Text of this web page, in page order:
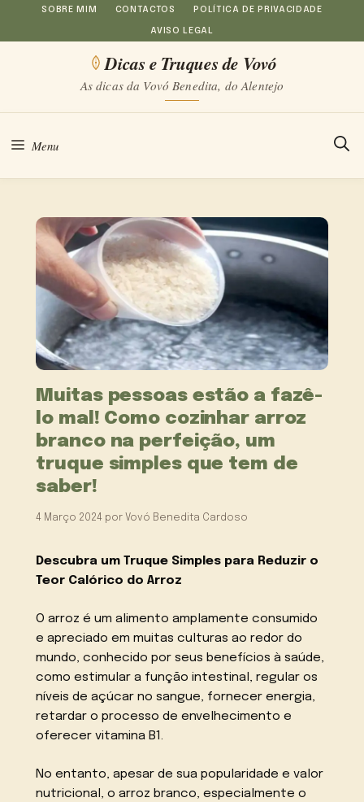
Saltar
para
conteúdo
SOBRE MIM CONTACTOS POLÍTICA DE PRIVACIDADE
AVISO LEGAL
Dicas e Truques de Vovó
As dicas da Vovó Benedita, do Alentejo
Menu
Muitas pessoas estão a fazê-
lo mal! Como cozinhar arroz
branco na perfeição, um
truque simples que tem de
saber!
4 Março 2024 por Vovó Benedita Cardoso
Descubra um Truque Simples para Reduzir o
Teor Calórico do Arroz
O arroz é um alimento amplamente consumido
e apreciado em muitas culturas ao redor do
mundo, conhecido por seus benefícios à saúde,
como estimular a função intestinal, regular os
níveis de açúcar no sangue, fornecer energia,
retardar o processo de envelhecimento e
oferecer vitamina B1.
No entanto, apesar de sua popularidade e valor
nutricional, o arroz branco, especialmente o